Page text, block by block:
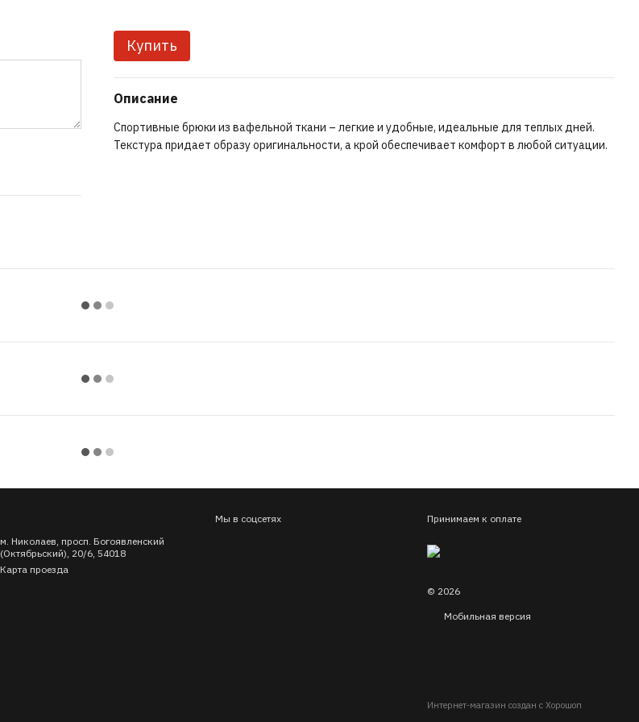
Купить
Описание
Спортивные брюки из вафельной ткани – легкие и удобные, идеальные для теплых дней.
Текстура придает образу оригинальности, а крой обеспечивает комфорт в любой ситуации.
м. Николаев, просп. Богоявленский
(Октябрьский), 20/6, 54018
Карта проезда
Мы в соцсетях Принимаем к оплате
© 2026
Мобильная версия
Интернет-магазин создан с Хорошоп